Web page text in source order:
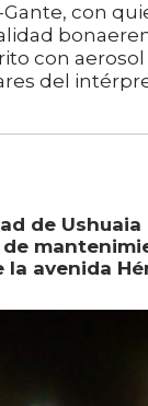
con
con aerosol
del
de
avenida